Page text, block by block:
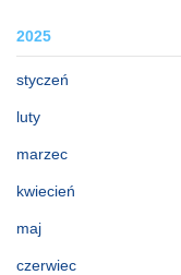
2025
styczeń
luty
marzec
kwiecień
maj
czerwiec